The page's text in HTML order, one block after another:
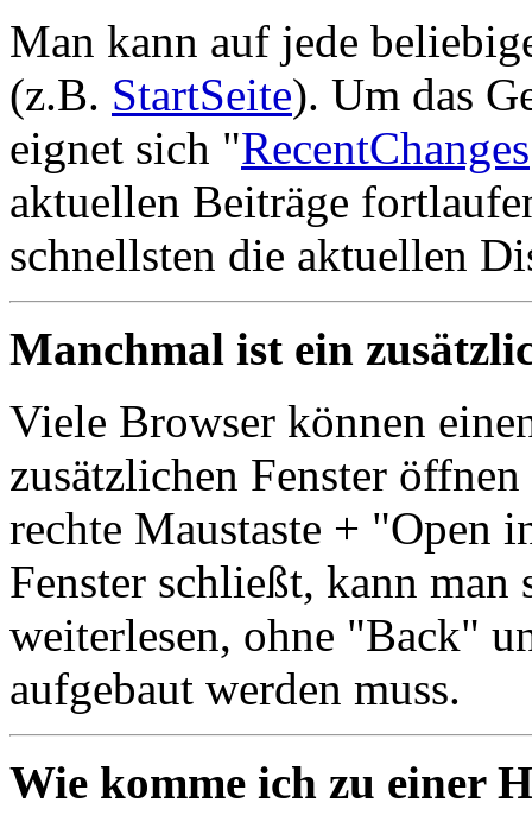
Man kann auf jede
(z.B. StartSeite). Um das
eignet sich "RecentChanges
aktuellen Beiträge
schnellsten die aktuellen
Manchmal ist ein
Viele Browser können
zusätzlichen Fenster
rechte Maustaste + "Open
Fenster schließt, kann
weiterlesen, ohne "Back"
aufgebaut werden muss.
Wie komme ich zu einer